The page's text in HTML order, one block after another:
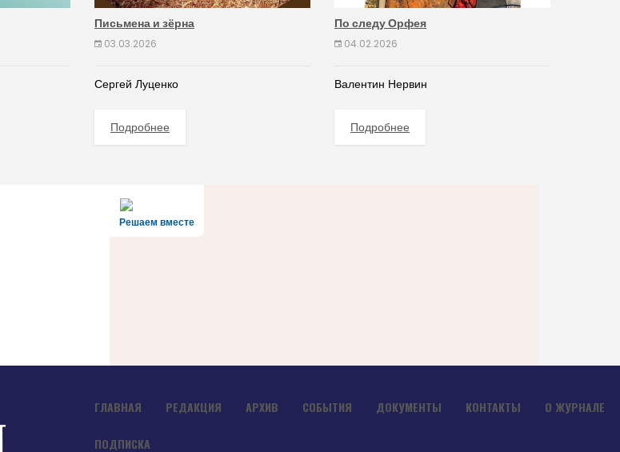
Письмена и зёрна
03.03.2026
Сергей Луценко
Подробнее
По следу Орфея
04.02.2026
Валентин Нервин
Подробнее
Решаем вместе
ГЛАВНАЯ РЕДАКЦИЯ АРХИВ СОБЫТИЯ ДОКУМЕНТЫ КОНТАКТЫ О ЖУРНАЛЕ
ПОДПИСКА